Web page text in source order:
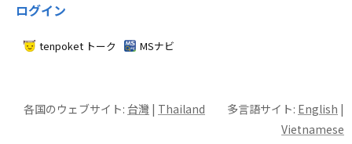
ログイン
tenpoket トーク MSナビ
各国のウェブサイト: 台灣 | Thailand 多言語サイト: English |
Vietnamese